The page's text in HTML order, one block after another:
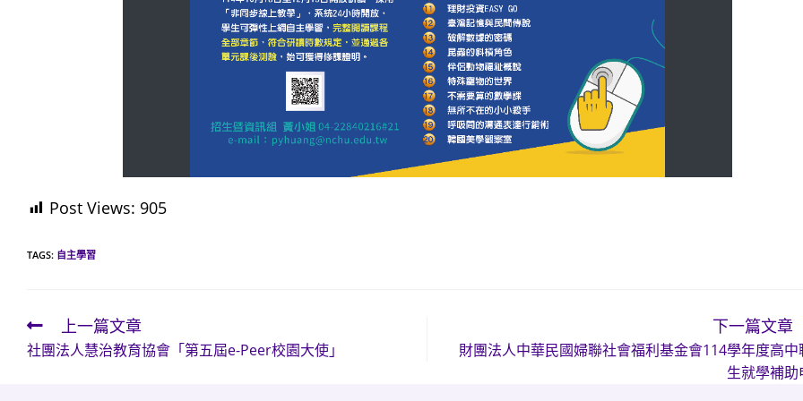
Post Views: 905
TAGS: 自主學習
Read
more
上一篇文章
社團法人慧治教育協會「第五屆e-Peer校園大使」
下一篇文章
財團法人中華民國婦聯社會福利基金會114學年度高中
生就學補助